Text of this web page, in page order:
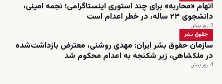
اتهام «محاربه» برای چند استوری اینستاگرامی؛ نجمه امینی،
دانشجوی ۲۳ ساله، در خطر اعدام است
3 روز پیش
حقوق بشر
سازمان حقوق بشر ایران: مهدی روشنی، معترض بازداشت‌شده
در ملکشاهی، زیر شکنجه به اعدام محکوم شد
4 روز پیش